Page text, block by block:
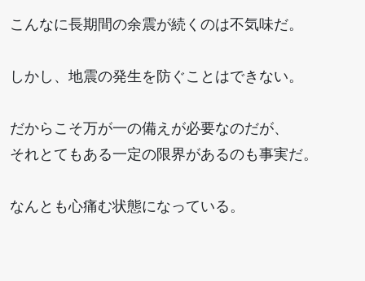
こんなに長期間の余震が続くのは不気味だ。
しかし、地震の発生を防ぐことはできない。
だからこそ万が一の備えが必要なのだが、
それとてもある一定の限界があるのも事実だ。
なんとも心痛む状態になっている。